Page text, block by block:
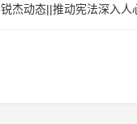
锐杰动态||推动宪法深入人